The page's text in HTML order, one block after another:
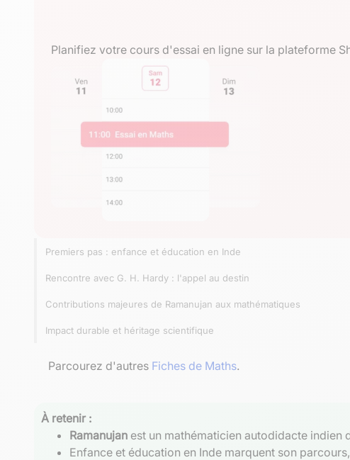
Planifiez votre cours d'essai en ligne sur la plateforme
Premiers pas : enfance et éducation en Inde
Rencontre avec G. H. Hardy : l'appel au destin
Contributions majeures de Ramanujan aux mathématiques
Impact durable et héritage scientifique
Parcourez d'autres Fiches de Maths.
À retenir :
Ramanujan est un mathématicien autodidacte indien
Enfance et éducation en Inde marquent son